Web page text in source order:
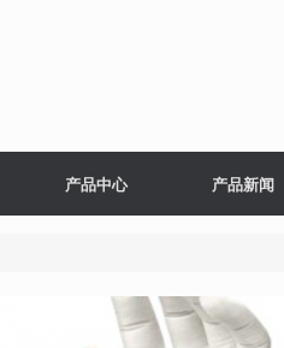
产品中心 产品新闻